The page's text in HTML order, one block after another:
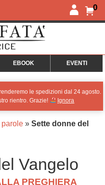
0
EBOOK EVENTI
le spedizioni dal 24 agosto.
rientro. Grazie!
Ignora
parole» Sette donne del
Vangelo
PREGHIERA